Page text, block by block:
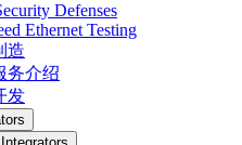
Defenses
Ethernet Testing
造
务介绍
发